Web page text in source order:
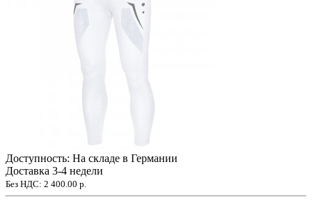
Доступность: На складе в Германии
Доставка 3-4 недели
Без НДС: 2 400.00 р.